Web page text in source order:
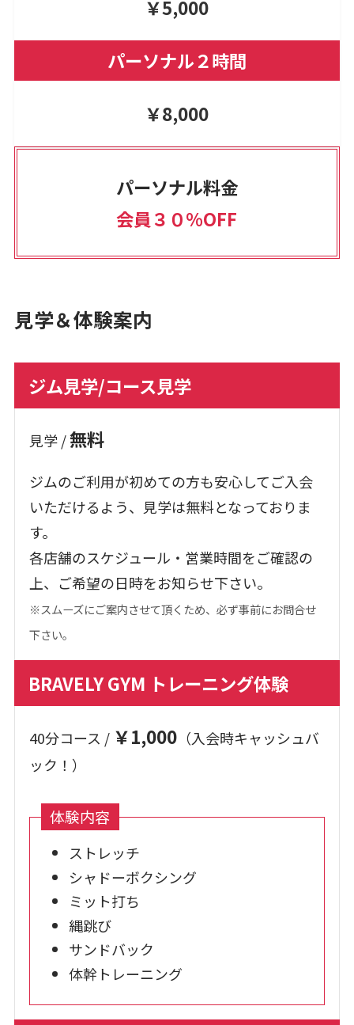
￥5,000
パーソナル２時間
￥8,000
パーソナル料金
会員３０％OFF
見学＆体験案内
ジム見学/コース見学
見学 /無料
ジムのご利用が初めての方も安心してご入会
いただけるよう、見学は無料となっておりま
す。
各店舗のスケジュール・営業時間をご確認の
上、ご希望の日時をお知らせ下さい。
※スムーズにご案内させて頂くため、必ず事前にお問合せ
下さい。
BRAVELY GYM トレーニング体験
40分コース / ￥1,000（入会時キャッシュバ
ック！）
体験内容
ストレッチ
シャドーボクシング
ミット打ち
縄跳び
サンドバック
体幹トレーニング